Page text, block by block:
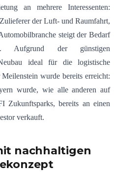
an mehrere Interessenten:
der Luft- und Raumfahrt,
steigt der Bedarf
Aufgrund der günstigen
ideal für die logistische
wurde bereits erreicht:
wurde, wie alle anderen auf
Zukunftsparks, bereits an einen
verkauft.
nachhaltigen